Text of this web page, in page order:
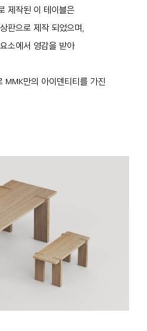
제작된 이 테이블은
판으로 제작 되었으며,
소에서 영감을 받아
MMK만의 아이덴티티를 가진